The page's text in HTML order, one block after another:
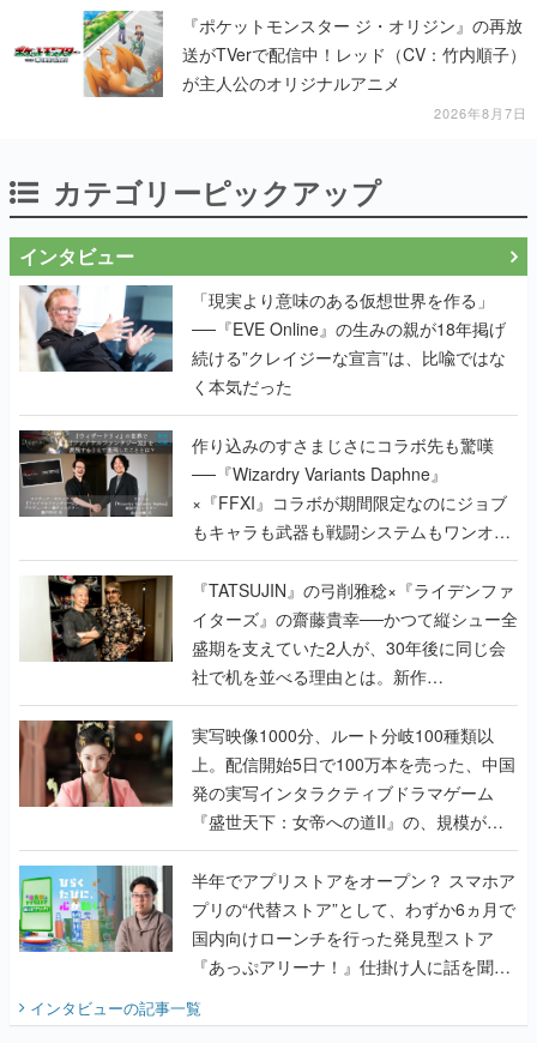
『ポケットモンスター ジ・オリジン』の再放
送がTVerで配信中！レッド（CV：竹内順子）
が主人公のオリジナルアニメ
2026年8月7日
カテゴリーピックアップ
インタビュー
「現実より意味のある仮想世界を作る」
──『EVE Online』の生みの親が18年掲げ
続ける”クレイジーな宣言”は、比喩ではな
く本気だった
作り込みのすさまじさにコラボ先も驚嘆
──『Wizardry Variants Daphne』
×『FFXI』コラボが期間限定なのにジョブ
もキャラも武器も戦闘システムもワンオフ
で作り込まれた理由を両ディレクターに聞
く
『TATSUJIN』の弓削雅稔×『ライデンファ
イターズ』の齋藤貴幸──かつて縦シュー全
盛期を支えていた2人が、30年後に同じ会
社で机を並べる理由とは。新作
『TATSUJIN EXTREME』で初タッグを組
んだレジェンド2人に訊く開発秘話
実写映像1000分、ルート分岐100種類以
上。配信開始5日で100万本を売った、中国
発の実写インタラクティブドラマゲーム
『盛世天下：女帝への道II』の、規模が違
うこだわりをプロデューサーに聞いた
半年でアプリストアをオープン？ スマホア
プリの“代替ストア”として、わずか6ヵ月で
国内向けローンチを行った発見型ストア
『あっぷアリーナ！』仕掛け人に話を聞い
インタビューの記事一覧